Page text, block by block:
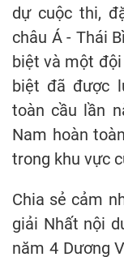
dự cuộc thi,
châu Á - Thái
biệt và một
biệt đã được
toàn cầu lần
Nam hoàn
trong khu vực
Chia sẻ cảm
giải Nhất nội
năm 4 Dương